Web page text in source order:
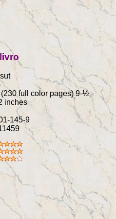
(230 full color pages) 9-½
inches
145-9